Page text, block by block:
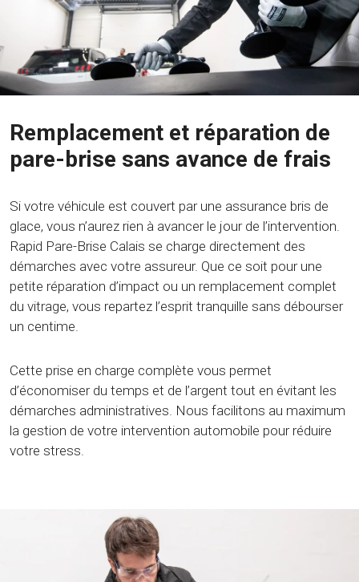
Remplacement et réparation de
pare-brise sans avance de frais
Si votre véhicule est couvert par une assurance bris de
glace, vous n’aurez rien à avancer le jour de l’intervention.
Rapid Pare-Brise Calais se charge directement des
démarches avec votre assureur. Que ce soit pour une
petite réparation d’impact ou un remplacement complet
du vitrage, vous repartez l’esprit tranquille sans débourser
un centime.
Cette prise en charge complète vous permet
d’économiser du temps et de l’argent tout en évitant les
démarches administratives. Nous facilitons au maximum
la gestion de votre intervention automobile pour réduire
votre stress.